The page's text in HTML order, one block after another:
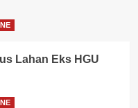
Lahan Eks HGU